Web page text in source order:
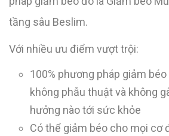
tầng sâu Beslim.
Với nhiều ưu điểm vượt trội:
100% phương pháp giảm
không phẫu thuật và không
hưởng nào tới sức khỏe
Có thể giảm béo cho mọi cơ